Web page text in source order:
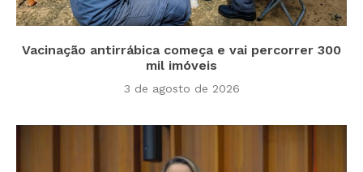
Vacinação antirrábica começa e vai percorrer 300
mil imóveis
3 de agosto de 2026